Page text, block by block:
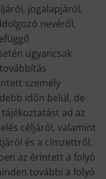
jogalapjáról,
nevéről,
ugyancsak
személy
időn belül, de
ad az
céljáról, valamint
és a címzettről.
az érintett a folyó
további a folyó